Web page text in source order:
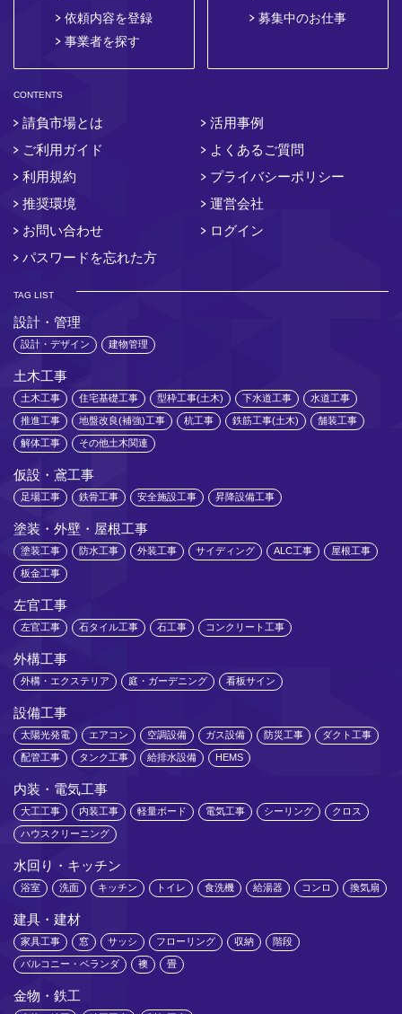
依頼内容を登録
事業者を探す
募集中のお仕事
CONTENTS
請負市場とは
活用事例
ご利用ガイド
よくあるご質問
利用規約
プライバシーポリシー
推奨環境
運営会社
お問い合わせ
ログイン
パスワードを忘れた方
TAG LIST
設計・管理
設計・デザイン 建物管理
土木工事
土木工事 住宅基礎工事 型枠工事(土木) 下水道工事 水道工事
推進工事 地盤改良(補強)工事 杭工事 鉄筋工事(土木) 舗装工事
解体工事 その他土木関連
仮設・鳶工事
足場工事 鉄骨工事 安全施設工事 昇降設備工事
塗装・外壁・屋根工事
塗装工事 防水工事 外装工事 サイディング ALC工事 屋根工事
板金工事
左官工事
左官工事 石タイル工事 石工事 コンクリート工事
外構工事
外構・エクステリア 庭・ガーデニング 看板サイン
設備工事
太陽光発電 エアコン 空調設備 ガス設備 防災工事 ダクト工事
配管工事 タンク工事 給排水設備 HEMS
内装・電気工事
大工工事 内装工事 軽量ボード 電気工事 シーリング クロス
ハウスクリーニング
水回り・キッチン
浴室 洗面 キッチン トイレ 食洗機 給湯器 コンロ 換気扇
建具・建材
家具工事 窓 サッシ フローリング 収納 階段
バルコニー・ベランダ 襖 畳
金物・鉄工